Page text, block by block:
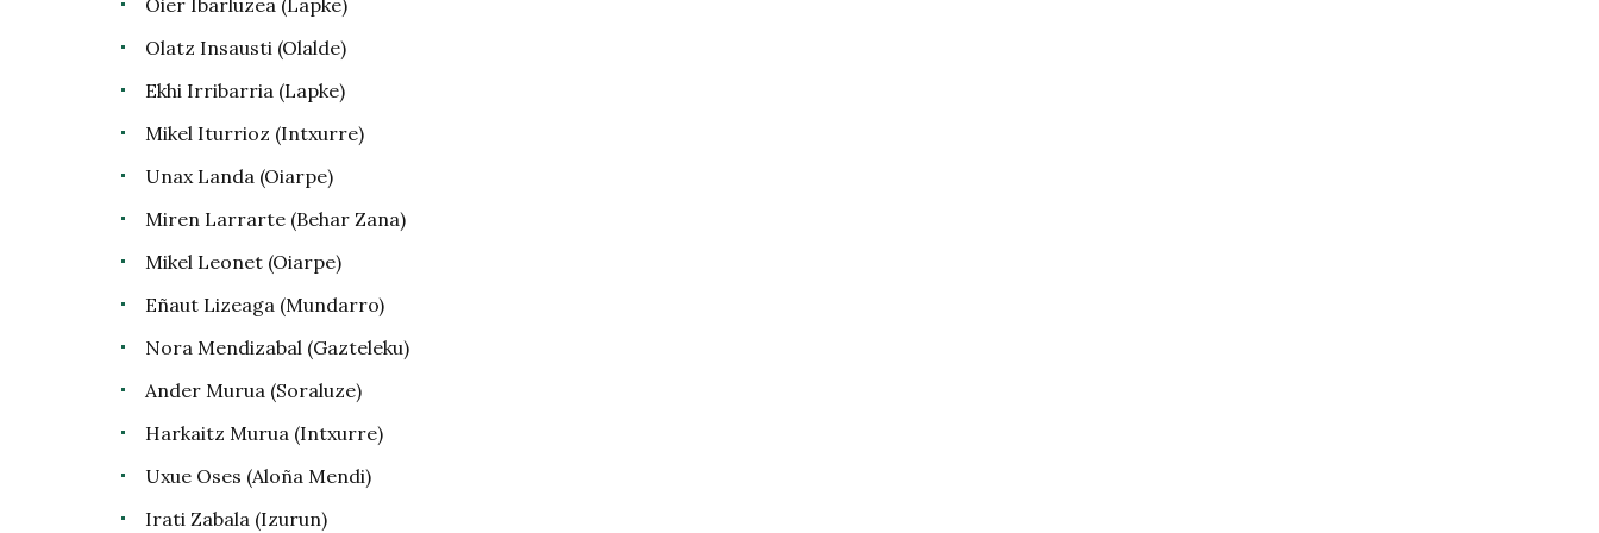
Oier Ibarluzea (Lapke)
Olatz Insausti (Olalde)
Ekhi Irribarria (Lapke)
Mikel Iturrioz (Intxurre)
Unax Landa (Oiarpe)
Miren Larrarte (Behar Zana)
Mikel Leonet (Oiarpe)
Eñaut Lizeaga (Mundarro)
Nora Mendizabal (Gazteleku)
Ander Murua (Soraluze)
Harkaitz Murua (Intxurre)
Uxue Oses (Aloña Mendi)
Irati Zabala (Izurun)